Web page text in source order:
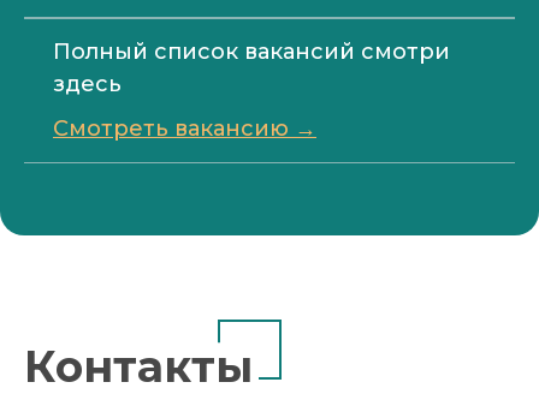
Полный список вакансий смотри
здесь
Смотреть вакансию →
Контакты